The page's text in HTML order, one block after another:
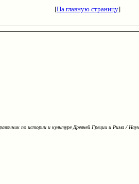
[На главную страницу]
по истории и культуре Древней Греции и Рима /